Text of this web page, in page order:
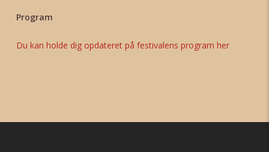
Program
Du kan holde dig opdateret på festivalens program her